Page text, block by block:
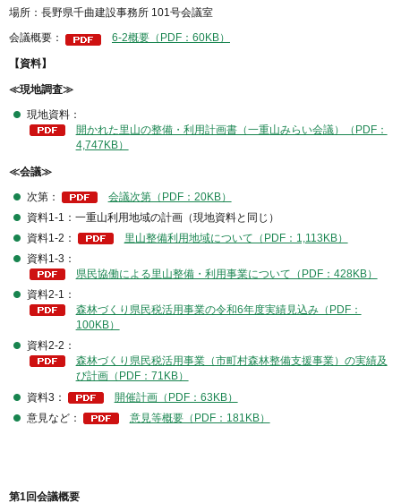
場所：長野県千曲建設事務所 101号会議室
会議概要： 6-2概要（PDF：60KB）
【資料】
≪現地調査≫
現地資料：
開かれた里山の整備・利用計画書（一重山みらい会議）（PDF：
4,747KB）
≪会議≫
次第：
会議次第（PDF：20KB）
資料1-1：一重山利用地域の計画（現地資料と同じ）
資料1-2：
里山整備利用地域について（PDF：1,113KB）
資料1-3：
県民協働による里山整備・利用事業について（PDF：428KB）
資料2-1：
森林づくり県民税活用事業の令和6年度実績見込み（PDF：
100KB）
資料2-2：
森林づくり県民税活用事業（市町村森林整備支援事業）の実績及
び計画（PDF：71KB）
資料3：
開催計画（PDF：63KB）
意見など：
意見等概要（PDF：181KB）
第1回会議概要